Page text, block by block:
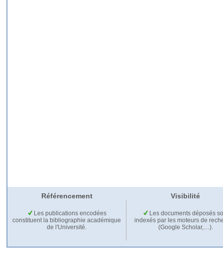
Référencement Visibilité
Les publications encodées
constituent la bibliographie académique
de l'Université.
Les documents déposés
indexés par les moteurs de
(Google Scholar,…).